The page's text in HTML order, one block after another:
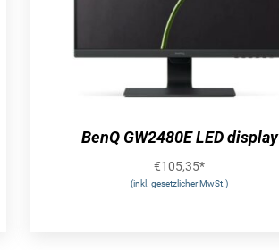
BenQ GW2480E LED display
€105,35*
(inkl. gesetzlicher MwSt.)